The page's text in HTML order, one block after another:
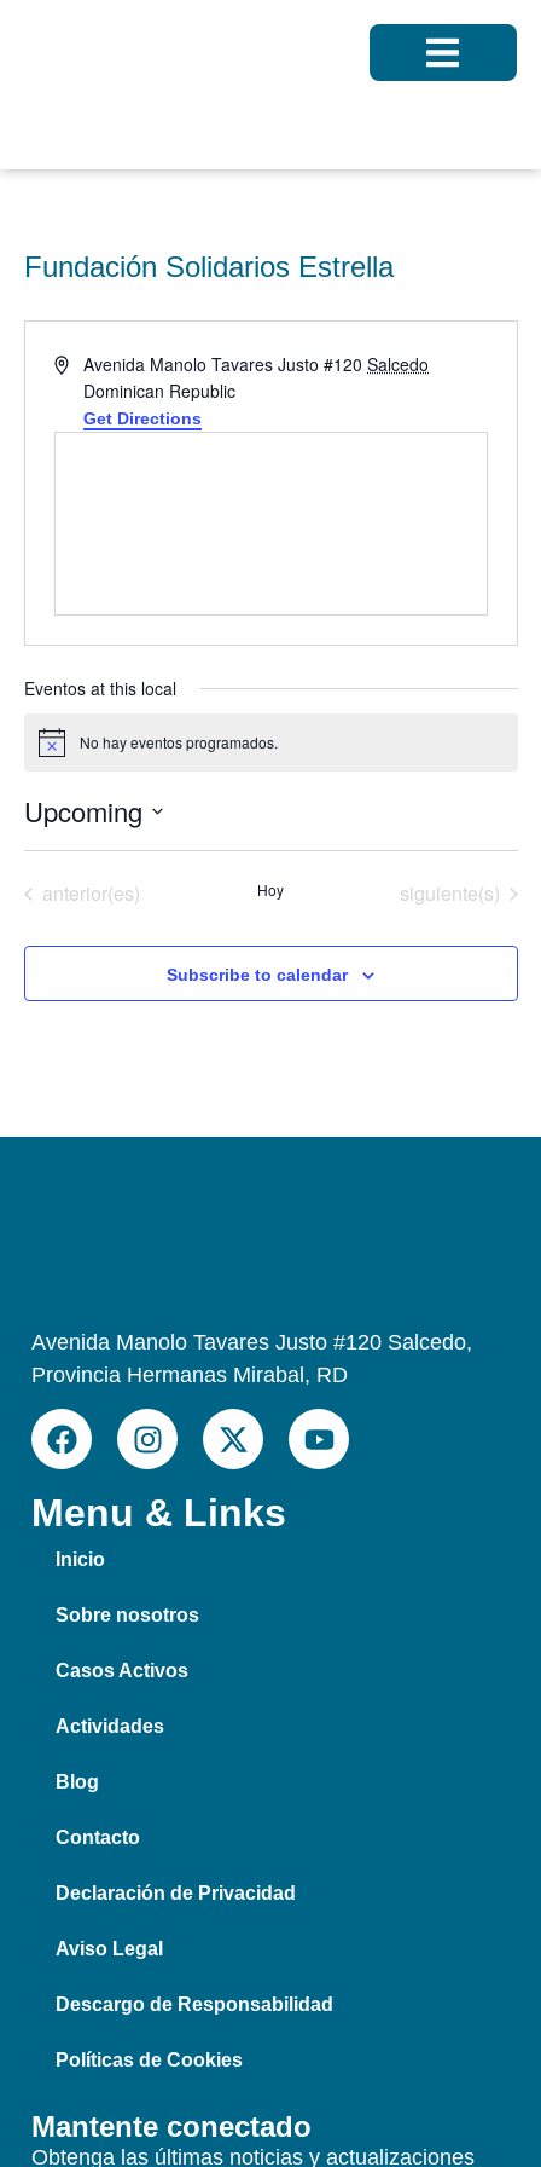
Fundación Solidarios Estrella
AddressAvenida Manolo Tavares Justo #120 Salcedo
Dominican Republic
Get Directions
Eventos at this local
Notice No hay eventos programados.
Upcoming
Eventos
anterior(es) Hoy Eventos
siguiente(s)
Subscribe to calendar
Avenida Manolo Tavares Justo #120 Salcedo,
Provincia Hermanas Mirabal, RD
Menu & Links
Inicio
Sobre nosotros
Casos Activos
Actividades
Blog
Contacto
Declaración de Privacidad
Aviso Legal
Descargo de Responsabilidad
Políticas de Cookies
Mantente conectado
Obtenga las últimas noticias y actualizaciones